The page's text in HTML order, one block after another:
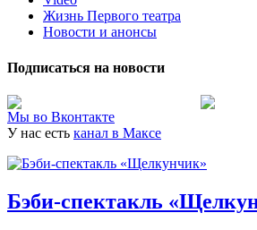
Жизнь Первого театра
Новости и анонсы
Подписаться на новости
Мы во Вконтакте
У нас есть канал в Максе
Бэби-спектакль